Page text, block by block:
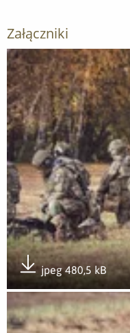
Załączniki
Otwórz załącznik
jpeg 480,5 kB
Pobierz załącznik
Otwórz załącznik